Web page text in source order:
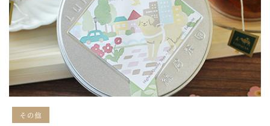
その他